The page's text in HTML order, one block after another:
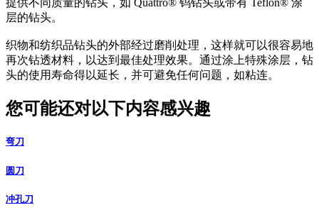
提供不同质量的钻头，如 Quattro® 钨钻头或带有 Teflon® 涂
层的钻头。
织物和纺织品钻头的外部经过磨削处理，这样就可以很容易地
再次钻透材料，以达到最佳处理效果。通过涂上特殊涂层，钻
头的使用寿命得以延长，并可避免任何问题，如粘连。
您可能还对以下内容感兴趣
弯刀
圆刀
冲孔刀